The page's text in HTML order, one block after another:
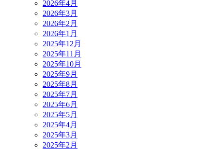
2026年4月
2026年3月
2026年2月
2026年1月
2025年12月
2025年11月
2025年10月
2025年9月
2025年8月
2025年7月
2025年6月
2025年5月
2025年4月
2025年3月
2025年2月